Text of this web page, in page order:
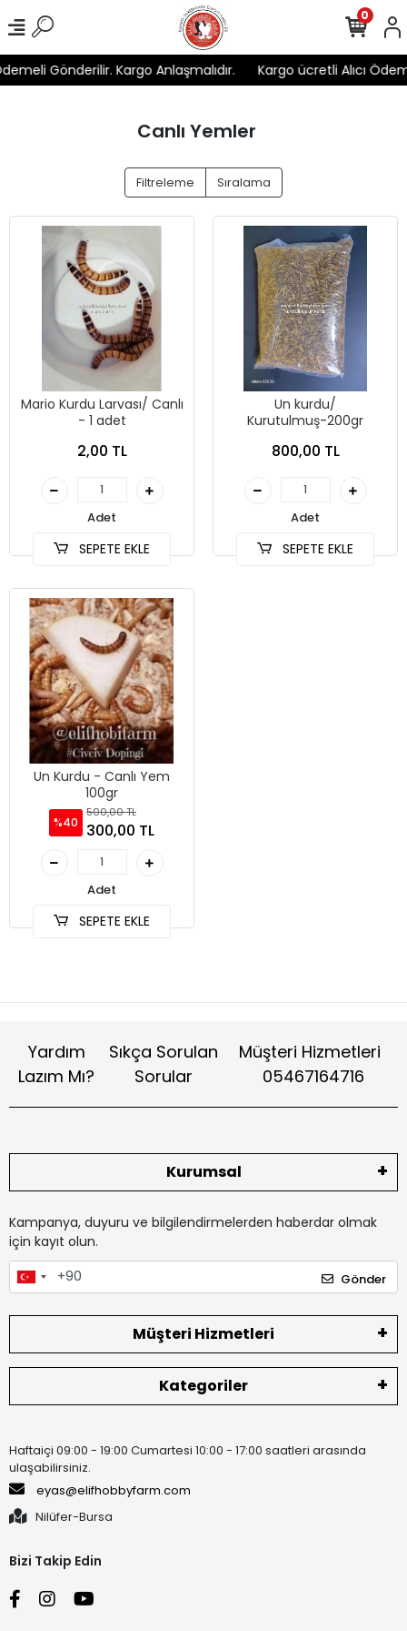
Gönderilir. Kargo Anlaşmalıdır. Kargo ücretli Alıcı
0
Canlı Yemler
Filtreleme Sıralama
Mario Kurdu Larvası/ Canlı
- 1 adet
2,00 TL
Adet
SEPETE EKLE
Un kurdu/
Kurutulmuş-200gr
800,00 TL
Adet
SEPETE EKLE
Un Kurdu - Canlı Yem
100gr
%40
500,00 TL
300,00 TL
Adet
SEPETE EKLE
Yardım
Lazım Mı?
Sıkça Sorulan
Sorular
Müşteri Hizmetleri
05467164716
Kurumsal
Kampanya, duyuru ve bilgilendirmelerden haberdar olmak
için kayıt olun.
Gönder
Müşteri Hizmetleri
Kategoriler
Haftaiçi 09:00 - 19:00 Cumartesi 10:00 - 17:00 saatleri arasında
ulaşabilirsiniz.
eyas@elifhobbyfarm.com
Nilüfer-Bursa
Bizi Takip Edin